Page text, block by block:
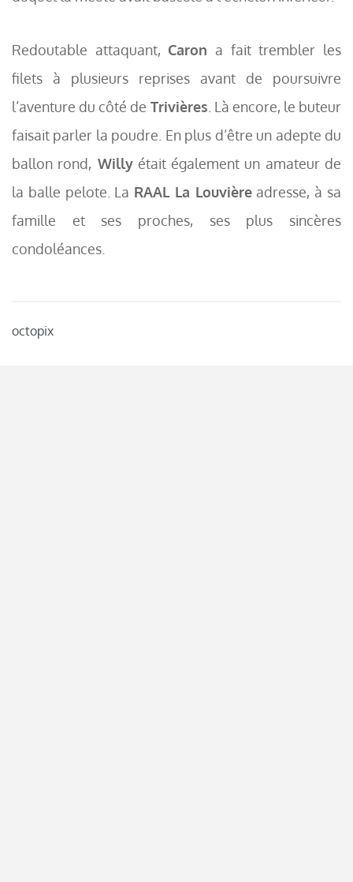
octopix
Redoutable attaquant, Caron a fait trembler les
filets à plusieurs reprises avant de poursuivre
l’aventure du côté de Trivières . Là encore, le buteur
faisait parler la poudre. En plus d’être un adepte du
ballon rond, Willyétait également un amateur de
la balle pelote. La RAAL La Louvièreadresse, à sa
famille et ses proches, ses plus sincères
condoléances.